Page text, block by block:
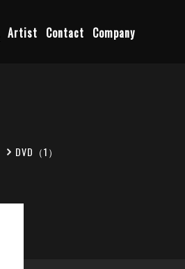
Artist Contact Company
DVD（1）